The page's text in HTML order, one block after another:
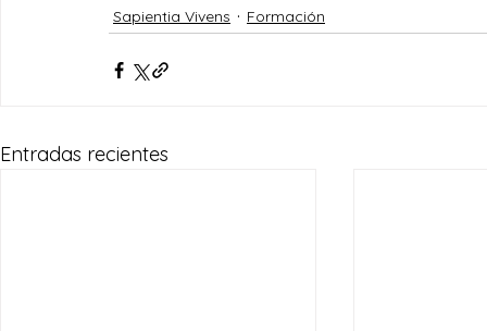
Sapientia Vivens
Formación
Entradas recientes